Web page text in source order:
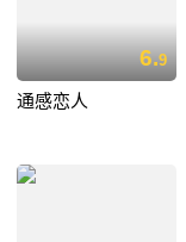
6.9
通感恋人